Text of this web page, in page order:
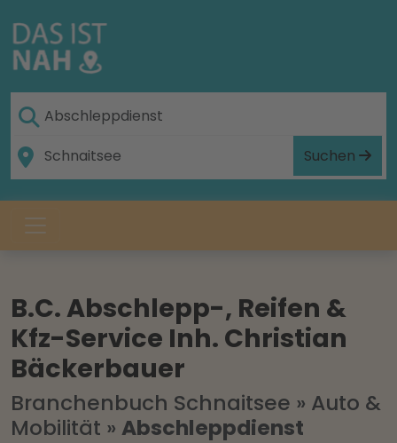
Suchen
B.C. Abschlepp-, Reifen &
Kfz-Service Inh. Christian
Bäckerbauer
Branchenbuch Schnaitsee » Auto &
Mobilität » Abschleppdienst